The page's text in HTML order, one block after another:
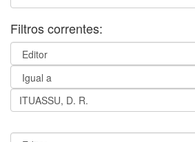
Filtros correntes: